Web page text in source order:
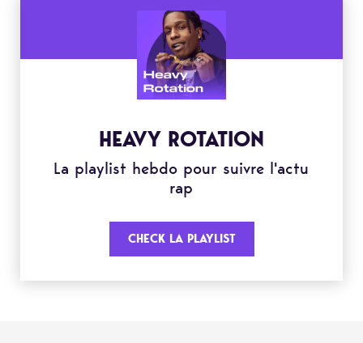
HEAVY ROTATION
La playlist hebdo pour suivre l'actu
rap
CHECK LA PLAYLIST